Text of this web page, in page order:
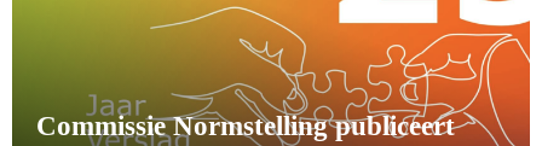
Commissie Normstelling publiceert